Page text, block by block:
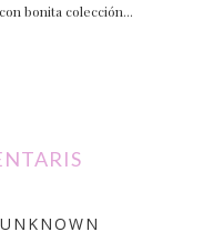
bonita colección...
UNKNOWN